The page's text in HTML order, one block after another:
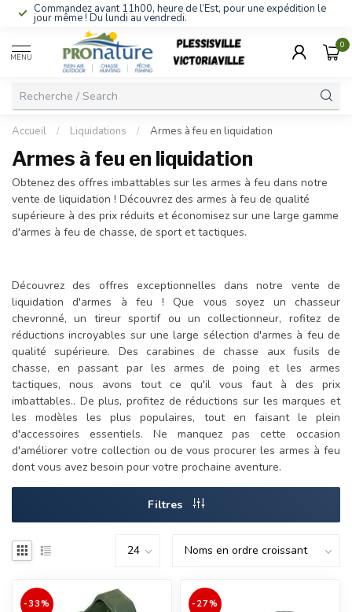
Commandez avant 11h00, heure de l’Est, pour une expédition le
jour même ! Du lundi au vendredi.
MENU
0
Accueil / Liquidations / Armes à feu en liquidation
Armes à feu en liquidation
Obtenez des offres imbattables sur les armes à feu dans notre
vente de liquidation ! Découvrez des armes à feu de qualité
supérieure à des prix réduits et économisez sur une large gamme
d'armes à feu de chasse, de sport et tactiques.
Découvrez des offres exceptionnelles dans notre vente de
liquidation d'armes à feu ! Que vous soyez un chasseur
chevronné, un tireur sportif ou un collectionneur, rofitez de
réductions incroyables sur une large sélection d'armes à feu de
qualité supérieure. Des carabines de chasse aux fusils de
chasse, en passant par les armes de poing et les armes
tactiques, nous avons tout ce qu'il vous faut à des prix
imbattables.. De plus, profitez de réductions sur les marques et
les modèles les plus populaires, tout en faisant le plein
d'accessoires essentiels. Ne manquez pas cette occasion
d'améliorer votre collection ou de vous procurer les armes à feu
dont vous avez besoin pour votre prochaine aventure.
Filtres
-33% -27%